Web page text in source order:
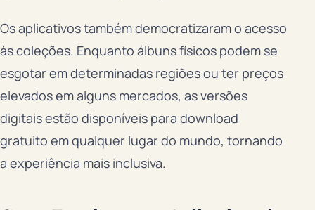
Os aplicativos também democratizaram o acesso
às coleções. Enquanto álbuns físicos podem se
esgotar em determinadas regiões ou ter preços
elevados em alguns mercados, as versões
digitais estão disponíveis para download
gratuito em qualquer lugar do mundo, tornando
a experiência mais inclusiva.